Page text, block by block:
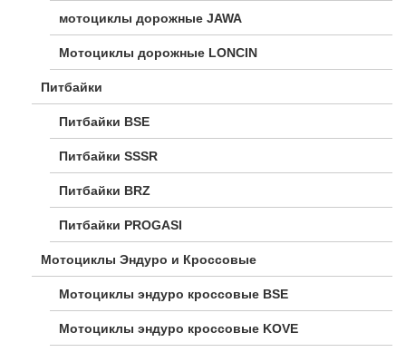
мотоциклы дорожные JAWA
Мотоциклы дорожные LONCIN
Питбайки
Питбайки BSE
Питбайки SSSR
Питбайки BRZ
Питбайки PROGASI
Мотоциклы Эндуро и Кроссовые
Мотоциклы эндуро кроссовые BSE
Мотоциклы эндуро кроссовые KOVE